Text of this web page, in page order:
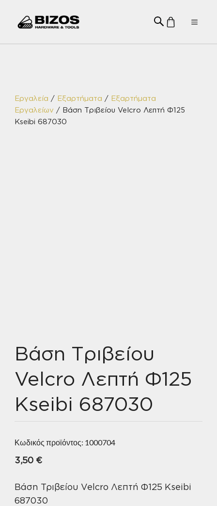
Menu
Εργαλεία / Εξαρτήματα / Εξαρτήματα
Εργαλείων / Βάση Τριβείου Velcro Λεπτή Φ125
Kseibi 687030
Βάση Τριβείου
Velcro Λεπτή Φ125
Kseibi 687030
Κωδικός προϊόντος: 1000704
3,50 €
Βάση Τριβείου Velcro Λεπτή Φ125 Kseibi
687030